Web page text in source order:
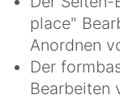
place"
Anordnen
Der
Bearbeiten